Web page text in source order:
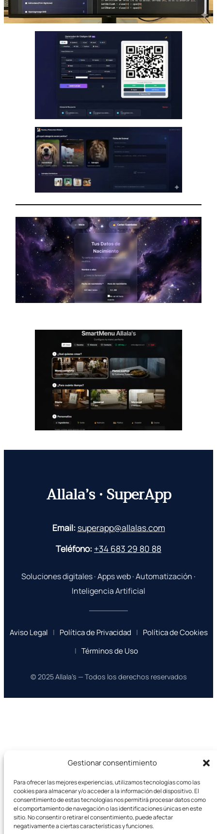
Gestionar consentimiento
Para ofrecer las mejores experiencias, utilizamos tecnologías como las
cookies para almacenar y/o acceder a la información del dispositivo. El
consentimiento de estas tecnologías nos permitirá procesar datos como
el comportamiento de navegación o las identificaciones únicas en este
sitio. No consentir o retirar el consentimiento, puede afectar
negativamente a ciertas características y funciones.
Allala’s · SuperApp
Email:superapp@allalas.com
Teléfono: +34 683 29 80 88
Soluciones digitales · Apps web · Automatización ·
Inteligencia Artificial
Aviso Legal | Política de Privacidad | Política de Cookies
| Términos de Uso
© 2025 Allala’s — Todos los derechos reservados